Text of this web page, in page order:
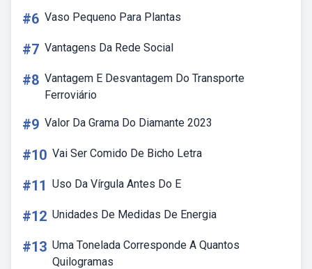
#6 Vaso Pequeno Para Plantas
#7 Vantagens Da Rede Social
#8 Vantagem E Desvantagem Do Transporte
Ferroviário
#9 Valor Da Grama Do Diamante 2023
#10 Vai Ser Comido De Bicho Letra
#11 Uso Da Vírgula Antes Do E
#12 Unidades De Medidas De Energia
#13 Uma Tonelada Corresponde A Quantos
Quilogramas